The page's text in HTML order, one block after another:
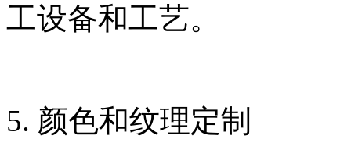
工设备和工艺。
5. 颜色和纹理定制